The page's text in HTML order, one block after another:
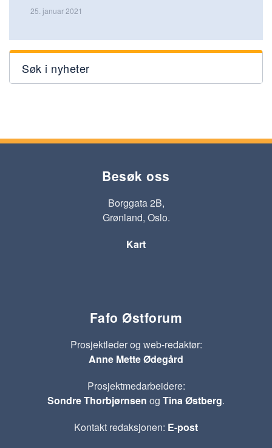
25. januar 2021
Søk i nyheter
Besøk oss
Borggata 2B,
Grønland, Oslo.
Kart
Fafo Østforum
Prosjektleder og web-redaktør:
Anne Mette Ødegård
Prosjektmedarbeidere:
Sondre Thorbjørnsen og Tina Østberg.
Kontakt redaksjonen: E-post